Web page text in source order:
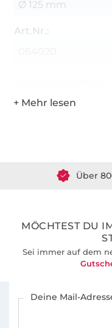
Ø 125 mm
Art.Nr.:
Über
MÖCHTEST DU
Sei immer auf dem
Deine Mail-